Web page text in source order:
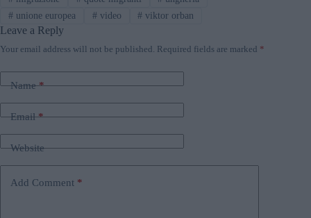
#unione europea #video # viktor orban
Leave a Reply
Your email address will not be published. Required fields are marked *
Name*
Email*
Website
Add Comment *